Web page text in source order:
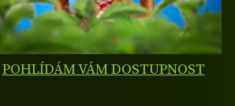
POHLÍDÁM VÁM DOSTUPNOST